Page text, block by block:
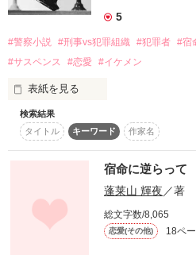
†††††††††††
another story
作品を読
夢も。
何も手にすることはなかったけれ
だからこそ、やり直す事ができた
それは後悔。
見捨て、切り捨てた。
責任を放棄した。
この手で終わらせた。
もう一度、あの地に立つ事ができ
見届けよう。
導こう。
5
#警察小説 #刑事vs犯罪組織 #犯罪者 #宿
#サスペンス
#恋愛 #イケメン
表紙を見る
警視総監の孫の誘拐事件から新た
前作、【白昼夢】から1年。
動き出した闇、それは逃れられない
――神とは残酷なお方だ。人が人
だから――
検索結果
タイトル
キーワード 作家名
宿命に逆らって
蓬莱山 輝夜 ／著
総文字数/8,065
恋愛(その他) 18ペ